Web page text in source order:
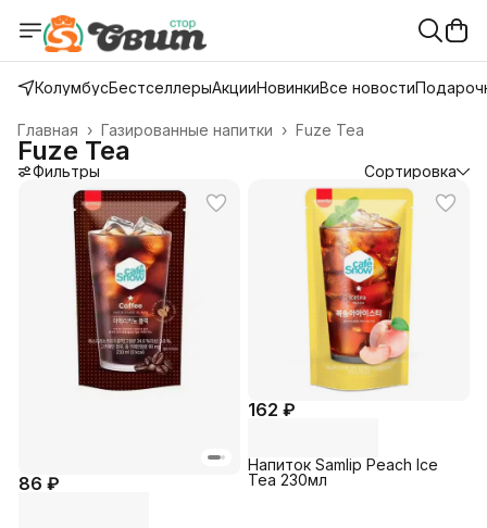
КолумбусБестселлерыАкцииНовинкиВсе новости
Fuze Tea
Газированные напитки ›
Главная ›
Fuze Tea
Фильтры Сортировка
86 ₽
162 ₽
Напиток Samlip Peach Ice
Tea 230мл